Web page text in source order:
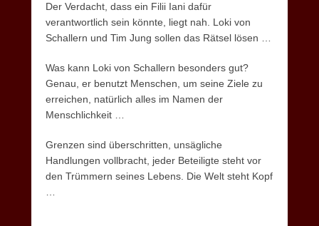
Der Verdacht, dass ein Filii Iani dafür
verantwortlich sein könnte, liegt nah. Loki von
Schallern und Tim Jung sollen das Rätsel lösen …
Was kann Loki von Schallern besonders gut?
Genau, er benutzt Menschen, um seine Ziele zu
erreichen, natürlich alles im Namen der
Menschlichkeit …
Grenzen sind überschritten, unsägliche
Handlungen vollbracht, jeder Beteiligte steht vor
den Trümmern seines Lebens. Die Welt steht Kopf